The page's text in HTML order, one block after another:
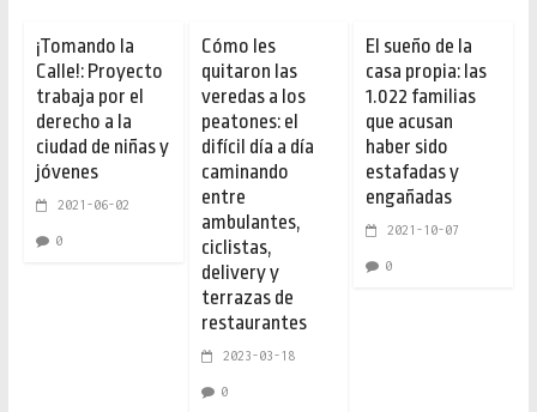
¡Tomando la
Calle!: Proyecto
trabaja por el
derecho a la
ciudad de niñas y
jóvenes
2021-06-02
0
Cómo les
quitaron las
veredas a los
peatones: el
difícil día a día
caminando
entre
ambulantes,
ciclistas,
delivery y
terrazas de
restaurantes
2023-03-18
0
El sueño de la
casa propia: las
1.022 familias
que acusan
haber sido
estafadas y
engañadas
2021-10-07
0